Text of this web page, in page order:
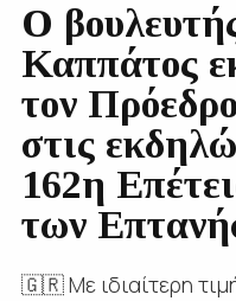
Ο
Καππάτος
τον
στις
162η
των
🇬🇷 Με ιδιαίτερη